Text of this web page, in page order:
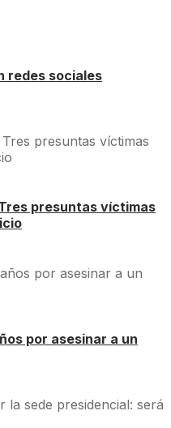
redes sociales
presuntas víctimas
por asesinar a un